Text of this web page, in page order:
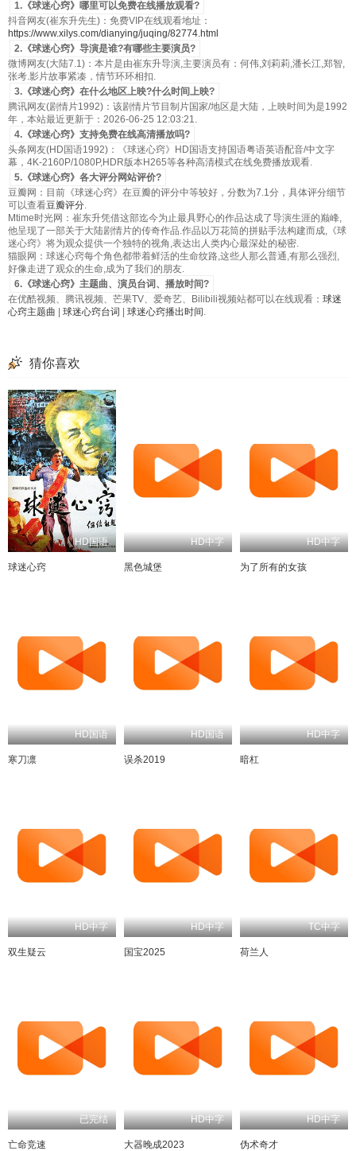
1.《球迷心窍》哪里可以免费在线播放观看?
抖音网友(崔东升先生)：免费VIP在线观看地址：
https://www.xilys.com/dianying/juqing/82774.html
2.《球迷心窍》导演是谁?有哪些主要演员?
微博网友(大陆7.1)：本片是由崔东升导演,主要演员有：何伟,刘莉莉,潘长江,郑智,
张考.影片故事紧凑，情节环环相扣.
3.《球迷心窍》在什么地区上映?什么时间上映?
腾讯网友(剧情片1992)：该剧情片节目制片国家/地区是大陆，上映时间为是1992
年，本站最近更新于：2026-06-25 12:03:21.
4.《球迷心窍》支持免费在线高清播放吗?
头条网友(HD国语1992)：《球迷心窍》HD国语支持国语粤语英语配音/中文字
幕，4K-2160P/1080P,HDR版本H265等各种高清模式在线免费播放观看.
5.《球迷心窍》各大评分网站评价?
豆瓣网：目前《球迷心窍》在豆瓣的评分中等较好，分数为7.1分，具体评分细节
可以查看豆瓣评分.
Mtime时光网：崔东升凭借这部迄今为止最具野心的作品达成了导演生涯的巅峰,
他呈现了一部关于大陆剧情片的传奇作品.作品以万花筒的拼贴手法构建而成,《球
迷心窍》将为观众提供一个独特的视角,表达出人类内心最深处的秘密.
猫眼网：球迷心窍每个角色都带着鲜活的生命纹路,这些人那么普通,有那么强烈,
好像走进了观众的生命,成为了我们的朋友.
6.《球迷心窍》主题曲、演员台词、播放时间?
在优酷视频、腾讯视频、芒果TV、爱奇艺、Bilibili视频站都可以在线观看： 球迷
心窍主题曲
球迷心窍台词 球迷心窍播出时间 .
猜你喜欢
HD国语
球迷心窍
HD中字
黑色城堡
HD中字
为了所有的女孩
HD国语
寒刀凛
HD国语
误杀2019
HD中字
暗杠
HD中字
双生疑云
HD中字
国宝2025
TC中字
荷兰人
已完结
亡命竞速
HD中字
大器晚成2023
HD中字
伪术奇才